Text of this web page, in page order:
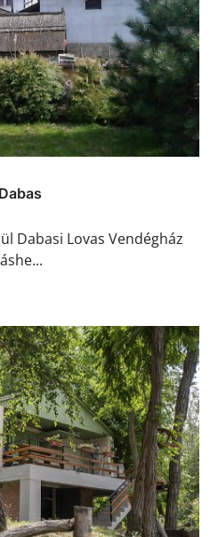
Dabasi Lovas Vendégház